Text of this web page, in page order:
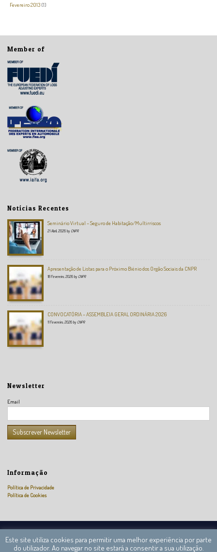
Fevereiro 2013 (1)
Member of
Notícias Recentes
Seminário Virtual – Seguro de Habitação/Multirriscos
21 Abril, 2026 by CNPR
Apresentação de Listas para o Próximo Biénio dos Orgão Sociais da CNPR
18 Fevereiro, 2026 by CNPR
CONVOCATÓRIA – ASSEMBLEIA GERAL ORDINÁRIA 2026
11 Fevereiro, 2026 by CNPR
Newsletter
Email
Informação
Política de Privacidade
Política de Cookies
Este site utiliza cookies para permitir uma melhor experiência por parte
do utilizador. Ao navegar no site estará a consentir a sua utilização.